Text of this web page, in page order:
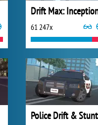
Drift Max:
61 247x
Police Drift & Stunt